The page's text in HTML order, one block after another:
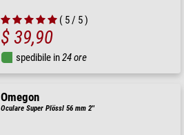
( 5 / 5 )
$ 39,90
spedibile in24 ore
Omegon
Oculare Super Plössl 56 mm 2''